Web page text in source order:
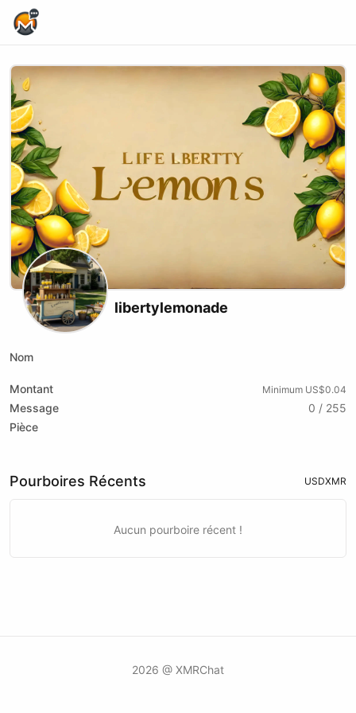
libertylemonade
Nom
Montant Minimum US$0.04
Message
0 / 255
Pièce
Pourboires Récents USDXMR
Aucun pourboire récent !
2026 @ XMRChat